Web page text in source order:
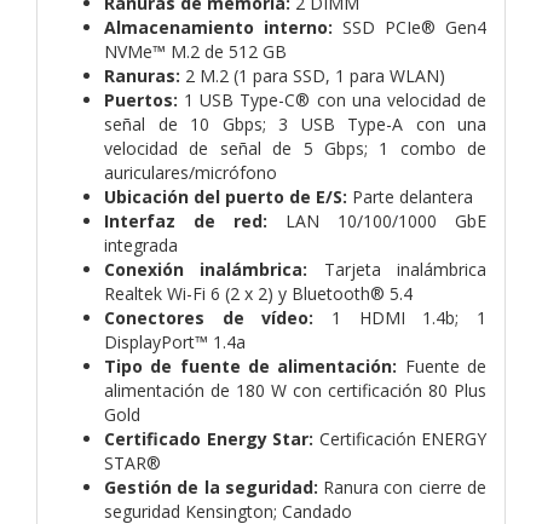
Almacenamiento interno: SSD PCIe® Gen4
NVMe™ M.2 de 512 GB
Ranuras: 2 M.2 (1 para SSD, 1 para WLAN)
Puertos: 1 USB Type-C® con una velocidad de
señal de 10 Gbps; 3 USB Type-A con una
velocidad de señal de 5 Gbps; 1 combo de
auriculares/micrófono
Ubicación del puerto de E/S: Parte delantera
Interfaz de red: LAN 10/100/1000 GbE
integrada
Conexión inalámbrica: Tarjeta inalámbrica
Realtek Wi-Fi 6 (2 x 2) y Bluetooth® 5.4
Conectores de vídeo: 1 HDMI 1.4b; 1
DisplayPort™ 1.4a
Tipo de fuente de alimentación: Fuente de
alimentación de 180 W con certificación 80 Plus
Gold
Certificado Energy Star: Certificación ENERGY
STAR®
Gestión de la seguridad: Ranura con cierre de
seguridad Kensington; Candado